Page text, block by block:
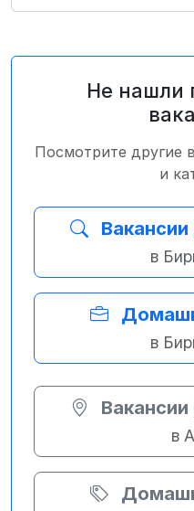
Не нашли
Посмотрите другие
и
в
в
в